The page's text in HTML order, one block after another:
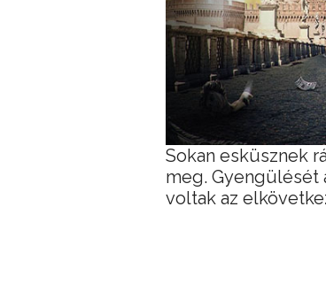
Sokan esküsznek
meg. Gyengülését
voltak az